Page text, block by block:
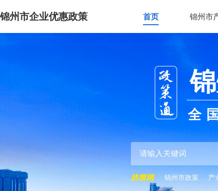
锦州市企业优惠政策 首页 锦州市
全
锦州市政策 产